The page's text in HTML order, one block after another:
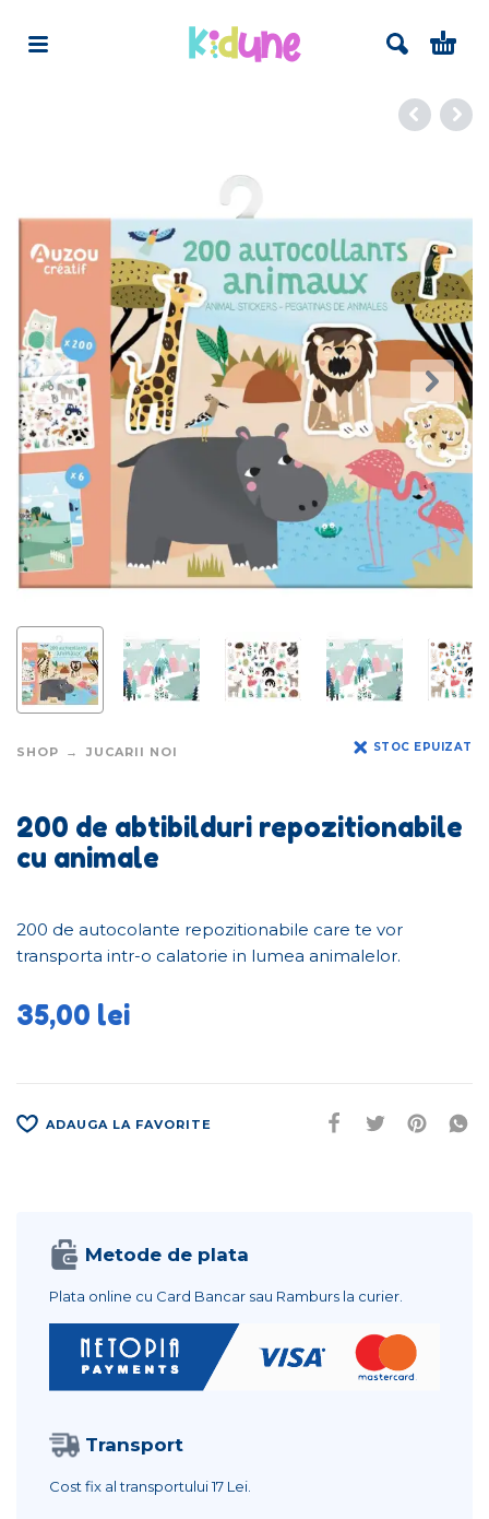
SHOP JUCARII NOI STOC EPUIZAT
200 de abtibilduri repozitionabile
cu animale
200 de autocolante repozitionabile care te vor
transporta intr-o calatorie in lumea animalelor.
35,00 lei
ADAUGA LA FAVORITE
Metode de plata
Plata online cu Card Bancar sau Ramburs la curier.
Transport
Cost fix al transportului17 Lei.